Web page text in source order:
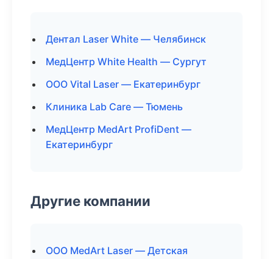
Дентал Laser White — Челябинск
МедЦентр White Health — Сургут
ООО Vital Laser — Екатеринбург
Клиника Lab Care — Тюмень
МедЦентр MedArt ProfiDent —
Екатеринбург
Другие компании
ООО MedArt Laser — Детская